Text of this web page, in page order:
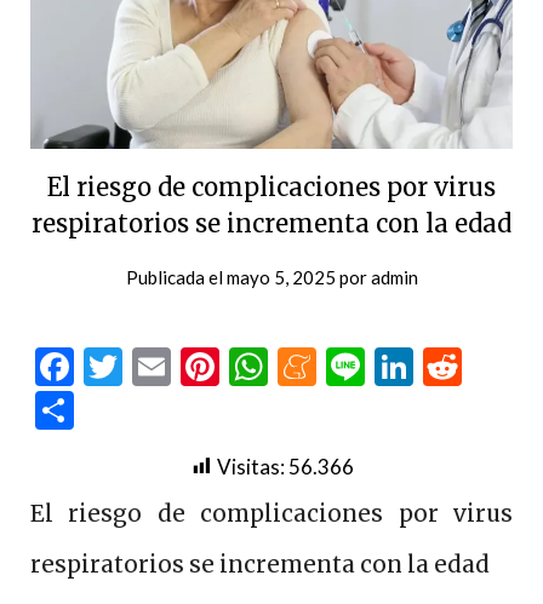
El riesgo de complicaciones por virus
respiratorios se incrementa con la edad
Publicada elmayo 5, 2025 poradmin
Facebook
Twitter
EmailPinterest
WhatsApp
Meneame
Line
Visitas:56.366
El riesgo de complicaciones por virus
respiratorios se incrementa con la edad